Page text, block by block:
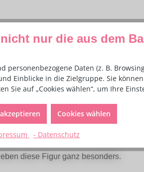
diese Figur ganz besonders.
nur die aus dem
personenbezogene Daten (z. B.
Einblicke in die Zielgruppe. Sie
Sie auf „Cookies wählen“, um Ihre
Cookies wählen
- Datenschutz